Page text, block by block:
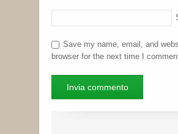
Save my name, email, and
browser for the next time I